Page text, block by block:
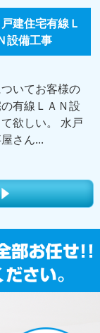
建住宅有線Ｌ
設備工事
いてお客様の
有線ＬＡＮ設
欲しい。 水戸
さん...